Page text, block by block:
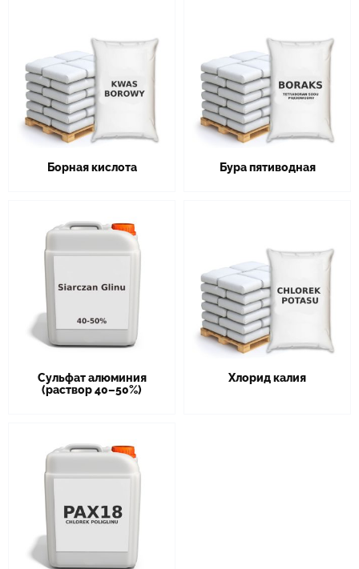
Борная кислота Бура пятиводная
Сульфат алюминия
(раствор 40–50%)
Хлорид калия